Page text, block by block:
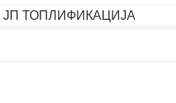
ТОПЛИФИКАЦИЈА